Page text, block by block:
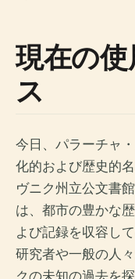
現在の
ス
今日、パラーチャ
化的および歴史的
ヴニク州立公文書
は、都市の豊かな
よび記録を収容し
研究者や一般の人
クの未知の過去を